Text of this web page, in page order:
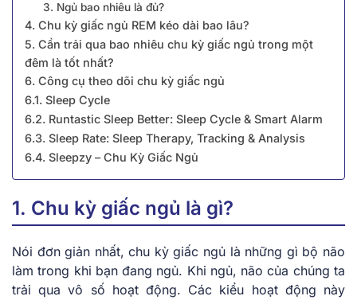
3. Ngủ bao nhiêu là đủ?
4. Chu kỳ giấc ngủ REM kéo dài bao lâu?
5. Cần trải qua bao nhiêu chu kỳ giấc ngủ trong một
đêm là tốt nhất?
6. Công cụ theo dõi chu kỳ giấc ngủ
6.1. Sleep Cycle
6.2. Runtastic Sleep Better: Sleep Cycle & Smart Alarm
6.3. Sleep Rate: Sleep Therapy, Tracking & Analysis
6.4. Sleepzy – Chu Kỳ Giấc Ngủ
1. Chu kỳ giấc ngủ là gì?
Nói đơn giản nhất, chu kỳ giấc ngủ là những gì bộ não
làm trong khi bạn đang ngủ. Khi ngủ, não của chúng ta
trải qua vô số hoạt động. Các kiểu hoạt động này